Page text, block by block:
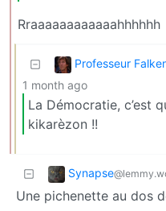
Rraaaaaaaaaaaahhhhhh
Professeur
1 month ago
La Démocratie, c’est
kikarèzon !!
Synapse
Une pichenette au dos